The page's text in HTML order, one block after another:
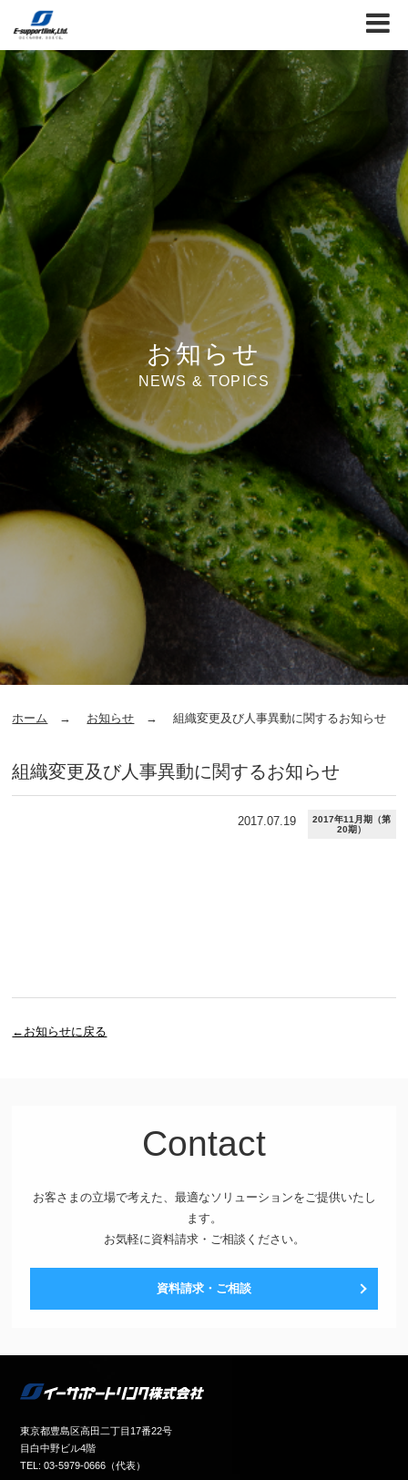
お知らせ
NEWS & TOPICS
ホーム お知らせ 組織変更及び人事異動に関するお知らせ
組織変更及び人事異動に関するお知らせ
2017.07.19
2017年11月期（第
20期）
←お知らせに戻る
Contact
お客さまの立場で考えた、最適なソリューションをご提供いたし
ます。
お気軽に資料請求・ご相談ください。
資料請求・ご相談
東京都豊島区高田二丁目17番22号
目白中野ビル4階
TEL: 03-5979-0666（代表）